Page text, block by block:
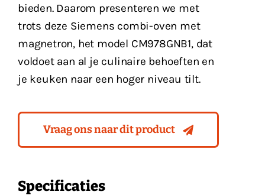
bieden. Daarom presenteren we met
trots deze Siemens combi-oven met
magnetron, het model CM978GNB1, dat
voldoet aan al je culinaire behoeften en
je keuken naar een hoger niveau tilt.
Vraag ons naar dit product
Specificaties